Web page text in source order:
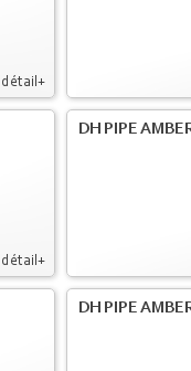
détail+
détail+
DH PIPE
DH PIPE